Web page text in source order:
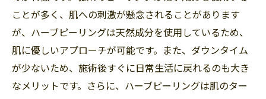
ことが多く、肌への刺激が懸念されることがあります
が、ハーブピーリングは天然成分を使用しているため、
肌に優しいアプローチが可能です。また、ダウンタイム
が少ないため、施術後すぐに日常生活に戻れるのも大き
なメリットです。さらに、ハーブピーリングは肌のター